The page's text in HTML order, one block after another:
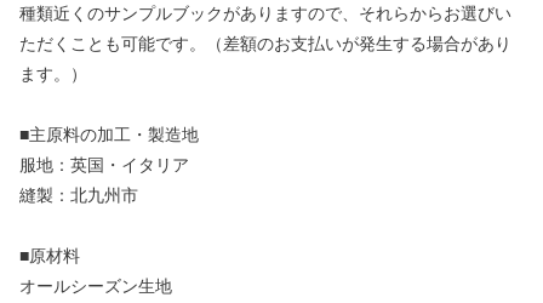
種類近くのサンプルブックがありますので、それらからお選びい
ただくことも可能です。（差額のお支払いが発生する場合があり
ます。）
■主原料の加工・製造地
服地：英国・イタリア
縫製：北九州市
■原材料
オールシーズン生地